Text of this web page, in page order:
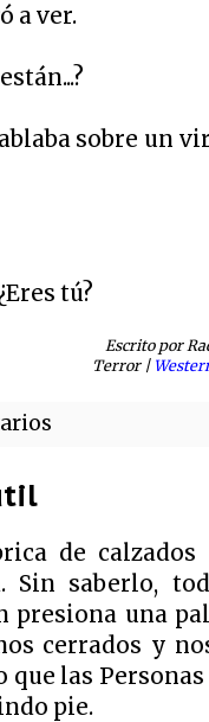
a ver.
sobre un
tú?
Escrito por
Terror |
de
Sin saberlo,
presiona una
cerrados y
que las
pie.